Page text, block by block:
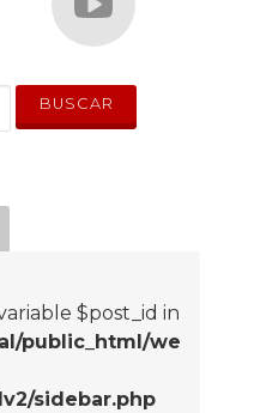
$post_id in
public_html/we
sidebar.php